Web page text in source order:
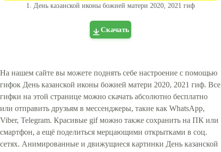
1. День казанской иконы божией матери 2020, 2021 гиф
Скачать
На нашем сайте вы можете поднять себе настроение с помощью
гифок День казанской иконы божией матери 2020, 2021 гиф. Все
гифки на этой странице можно скачать абсолютно бесплатно
или отправить друзьям в мессенджеры, такие как WhatsApp,
Viber, Telegram. Красивые gif можно также сохранить на ПК или
смартфон, а ещё поделиться мерцающими открытками в соц.
сетях. Анимированные и движущиеся картинки День казанской